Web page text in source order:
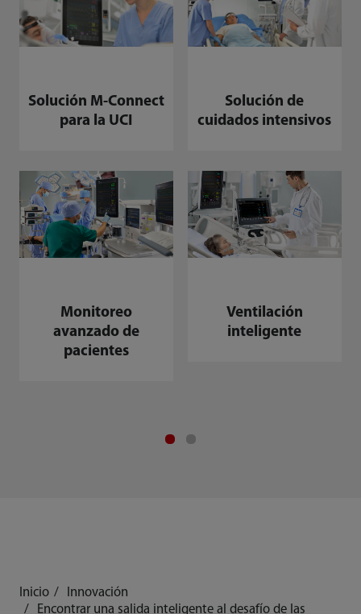
Solución M-Connect
para la UCI
Solución de
cuidados intensivos
Monitoreo
avanzado de
pacientes
Ventilación
inteligente
Inicio
Innovación
Encontrar una salida inteligente al desafío de las